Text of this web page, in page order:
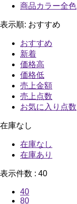
商品カラー全色
表示順: おすすめ
おすすめ
新着
価格高
価格低
売上金額
売上点数
お気に入り点数
在庫なし
在庫なし
在庫あり
表示件数 : 40
40
80